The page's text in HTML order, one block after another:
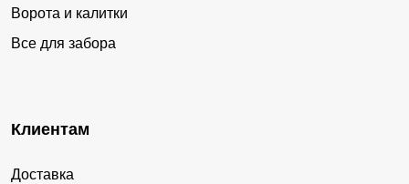
Ворота и калитки
Все для забора
Клиентам
Доставка